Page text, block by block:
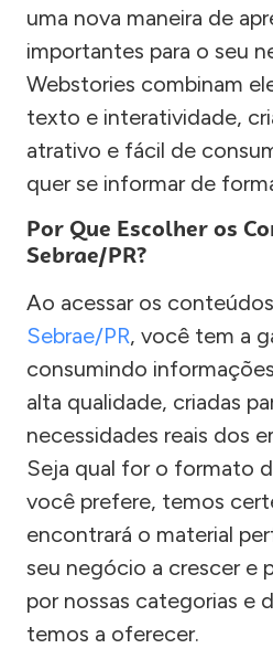
uma nova maneira de
importantes para o seu
Webstories combinam
texto e interatividade,
atrativo e fácil de
quer se informar de
Por Que Escolher os
Sebrae/PR?
Ao acessar os
Sebrae/PR, você tem a
consumindo
alta qualidade, criadas
necessidades reais dos
Seja qual for o formato
você prefere, temos
encontrará o material
seu negócio a crescer e
por nossas categorias e
temos a oferecer.